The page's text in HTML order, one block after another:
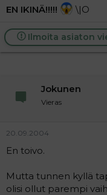
EN IKINÄ!!!!! \|O
Ilmoita asiaton
Jokunen
Vieras
20.09.2004
En toivo.
Mutta tunnen kyllä
olisi ollut parempi